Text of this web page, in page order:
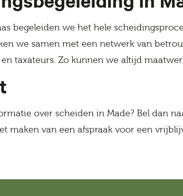
begeleiden we het hele
we samen met een netwerk van
taxateurs. Zo kunnen we altijd
over scheiden in Made? Bel dan
maken van een afspraak voor een